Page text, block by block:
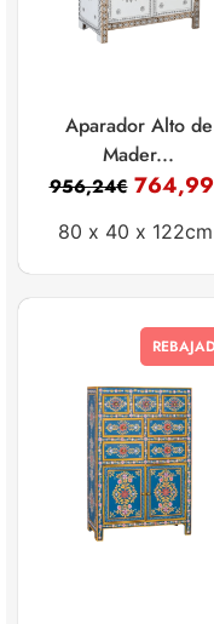
Aparador Alto de
Mader...
956,24€ 764,99
80 x 40 x 122cm